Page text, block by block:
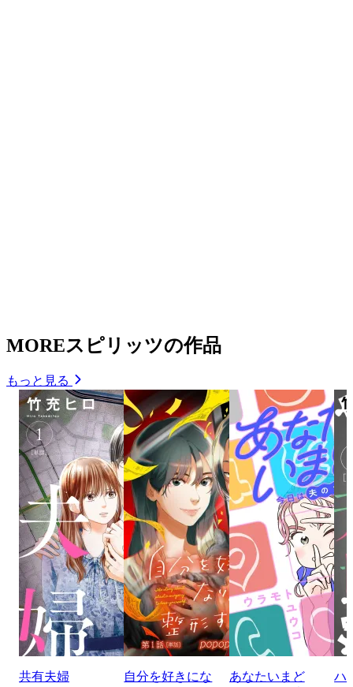
MOREスピリッツの作品
もっと見る
共有夫婦
自分を好きにな
あなたいまど
ハ